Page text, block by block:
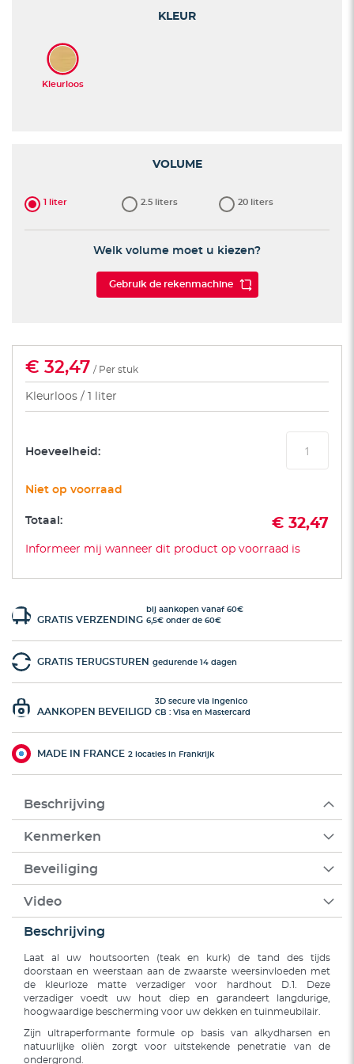
afbeeldingen-
KLEUR
VOLUME
1 liter 2.5 liters 20 liters
Welk volume moet u kiezen?
Gebruik de rekenmachine
€ 32,47 / Per stuk
Kleurloos 1 liter
Hoeveelheid:
Niet op voorraad
Totaal: € 32,47
Informeer mij wanneer dit product op voorraad is
GRATIS VERZENDING
bij aankopen vanaf 60€
6,5€ onder de 60€
GRATIS TERUGSTUREN gedurende 14 dagen
AANKOPEN BEVEILIGD
3D secure via Ingenico
CB : Visa en Mastercard
MADE IN FRANCE 2 locaties in Frankrijk
Beschrijving
Kenmerken
Beveiliging
Video
Beschrijving
Laat al uw houtsoorten (teak en kurk) de tand des tijds
doorstaan en weerstaan aan de zwaarste weersinvloeden met
de kleurloze matte verzadiger voor hardhout D.1. Deze
verzadiger voedt uw hout diep en garandeert langdurige,
hoogwaardige bescherming voor uw dekken en tuinmeubilair.
Zijn ultraperformante formule op basis van alkydharsen en
natuurlijke oliën zorgt voor uitstekende penetratie van de
ondergrond.